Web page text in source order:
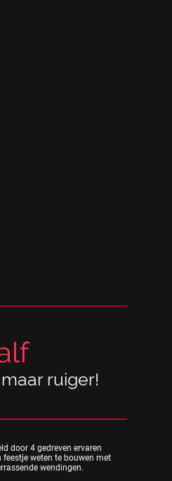
ruiger!
door 4 gedreven ervaren
weten te bouwen met
wendingen.